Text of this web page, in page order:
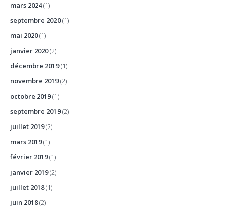
mars 2024(1)
septembre 2020(1)
mai 2020(1)
janvier 2020(2)
décembre 2019(1)
novembre 2019(2)
octobre 2019(1)
septembre 2019(2)
juillet 2019(2)
mars 2019(1)
février 2019(1)
janvier 2019(2)
juillet 2018(1)
juin 2018(2)